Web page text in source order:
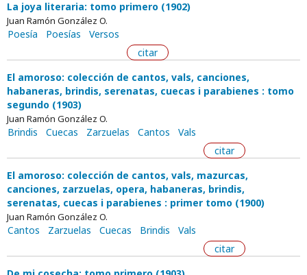
La joya literaria: tomo primero (1902)
Juan Ramón González O.
Poesía Poesías
Versos
citar
El amoroso: colección de cantos, vals, canciones,
habaneras, brindis, serenatas, cuecas i parabienes : tomo
segundo (1903)
Juan Ramón González O.
Brindis Cuecas Zarzuelas Cantos
Vals
citar
El amoroso: colección de cantos, vals, mazurcas,
canciones, zarzuelas, opera, habaneras, brindis,
serenatas, cuecas i parabienes : primer tomo (1900)
Juan Ramón González O.
Cantos Zarzuelas Cuecas Brindis
Vals
citar